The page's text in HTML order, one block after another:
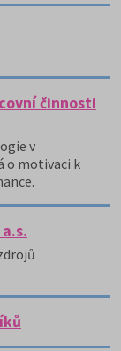
činnosti
v
o motivaci k